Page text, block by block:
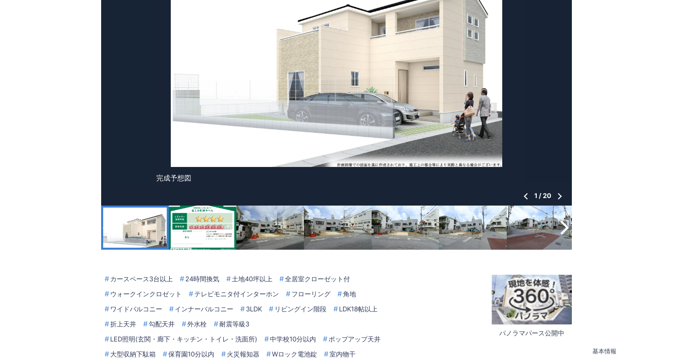
完成予想図
1 /20
カースペース3台以上 24時間換気 土地40坪以上
全居室クローゼット付
ウォークインクロゼット
テレビモニタ付インターホン フローリング
角地
ワイドバルコニー
インナーバルコニー 3LDK リビングイン階段
LDK18帖以上
折上天井
勾配天井 外水栓
耐震等級3
LED照明(玄関・廊下・キッチン・トイレ・洗面所)
中学校10分以内
ポップアップ天井
大型収納下駄箱
保育園10分以内 火災報知器 Wロック電池錠
室内物干
パノラマパース公開中
基本情報